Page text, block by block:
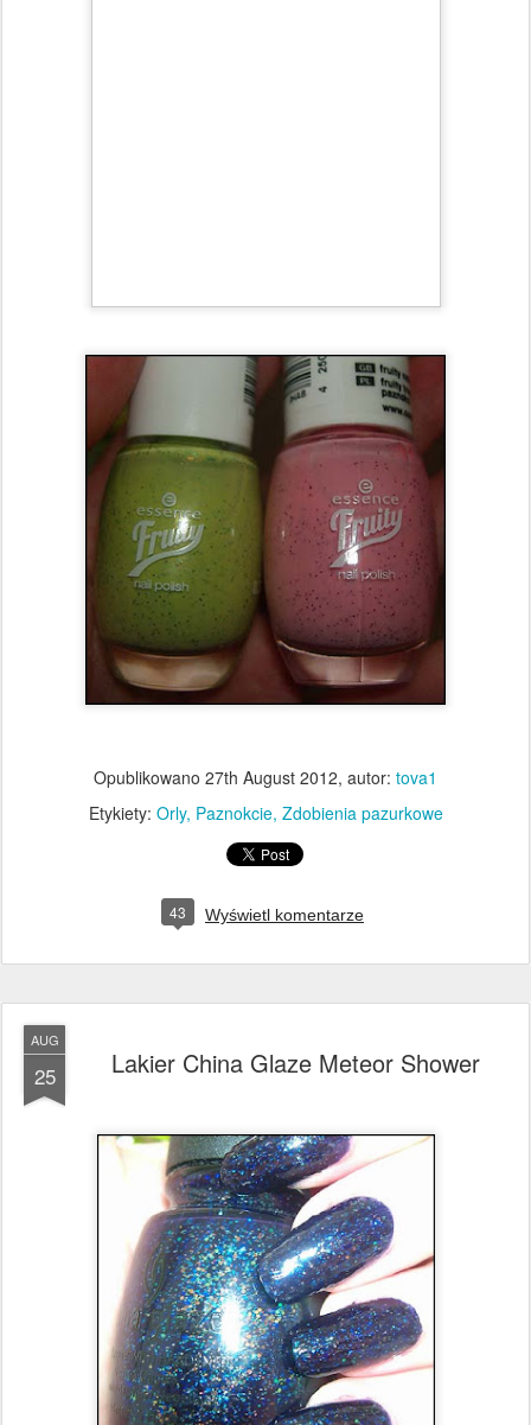
Opublikowano 27th August 2012, autor: tova1
Etykiety: Orly Paznokcie Zdobienia pazurkowe
43 Wyświetl komentarze
AUG
25 Lakier China Glaze Meteor Shower